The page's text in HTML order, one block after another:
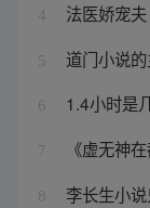
4 法医娇宠夫
5 道门小说
6 1.4小时是
7 《虚无神
8 李长生小